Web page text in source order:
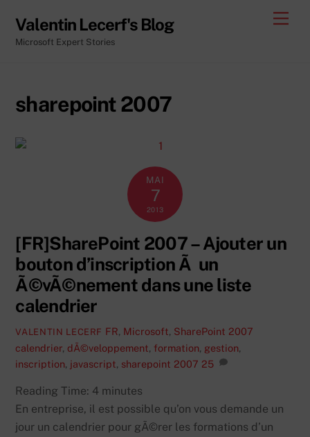
content
Valentin Lecerf's Blog
Microsoft Expert Stories
sharepoint 2007
MAI
7
2013
[FR]SharePoint 2007 – Ajouter un
bouton d’inscription Ã un
Ã©vÃ©nement dans une liste
calendrier
VALENTIN LECERF FR, Microsoft, SharePoint 2007
calendrier, dÃ©veloppement, formation, gestion,
inscription, javascript, sharepoint 2007 25
Reading Time: 4 minutes
En entreprise, il est possible qu’on vous demande un
jour un calendrier pour gÃ©rer les formations d’un